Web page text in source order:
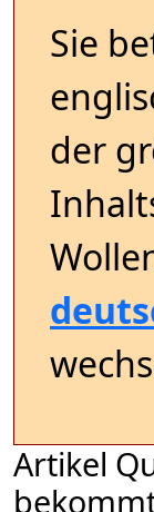
Sie
der
Artikel